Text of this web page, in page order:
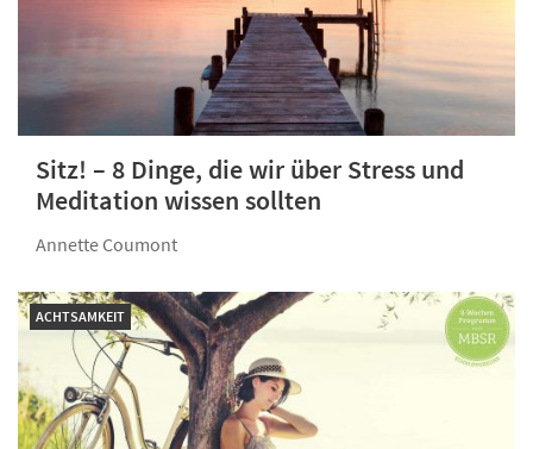
Sitz! – 8 Dinge, die wir über Stress und
Meditation wissen sollten
Annette Coumont
ACHTSAMKEIT